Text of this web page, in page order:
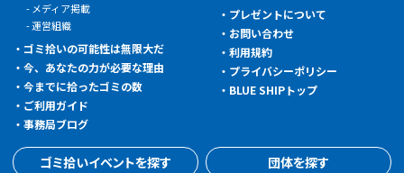
メディア掲載
運営組織
ゴミ拾いの可能性は無限大だ
今、あなたの力が必要な理由
今までに拾ったゴミの数
ご利用ガイド
事務局ブログ
プレゼントについて
お問い合わせ
利用規約
プライバシーポリシー
BLUE SHIPトップ
ゴミ拾いイベントを探す 団体を探す